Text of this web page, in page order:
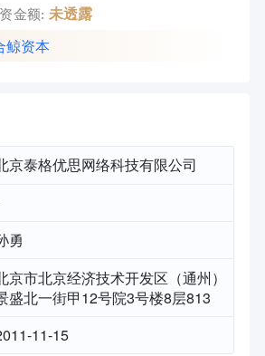
金额: 未透露
鲸资本
京泰格优思网络科技有限公司
勇
京市北京经济技术开发区（通州）
盛北一街甲12号院3号楼8层813
11-15